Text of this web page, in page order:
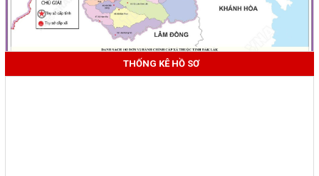
THỐNG KÊ HỒ SƠ